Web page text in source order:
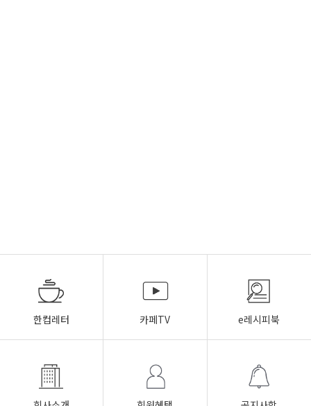
한컵레터 카페TV e레시피북